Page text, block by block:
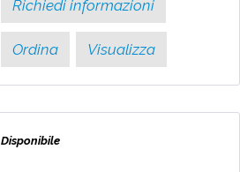
Richiedi informazioni
Ordina Visualizza
Disponibile